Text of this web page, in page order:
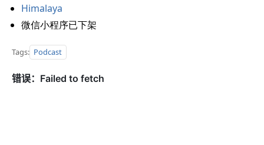
Himalaya
微信小程序已下架
Tags: Podcast